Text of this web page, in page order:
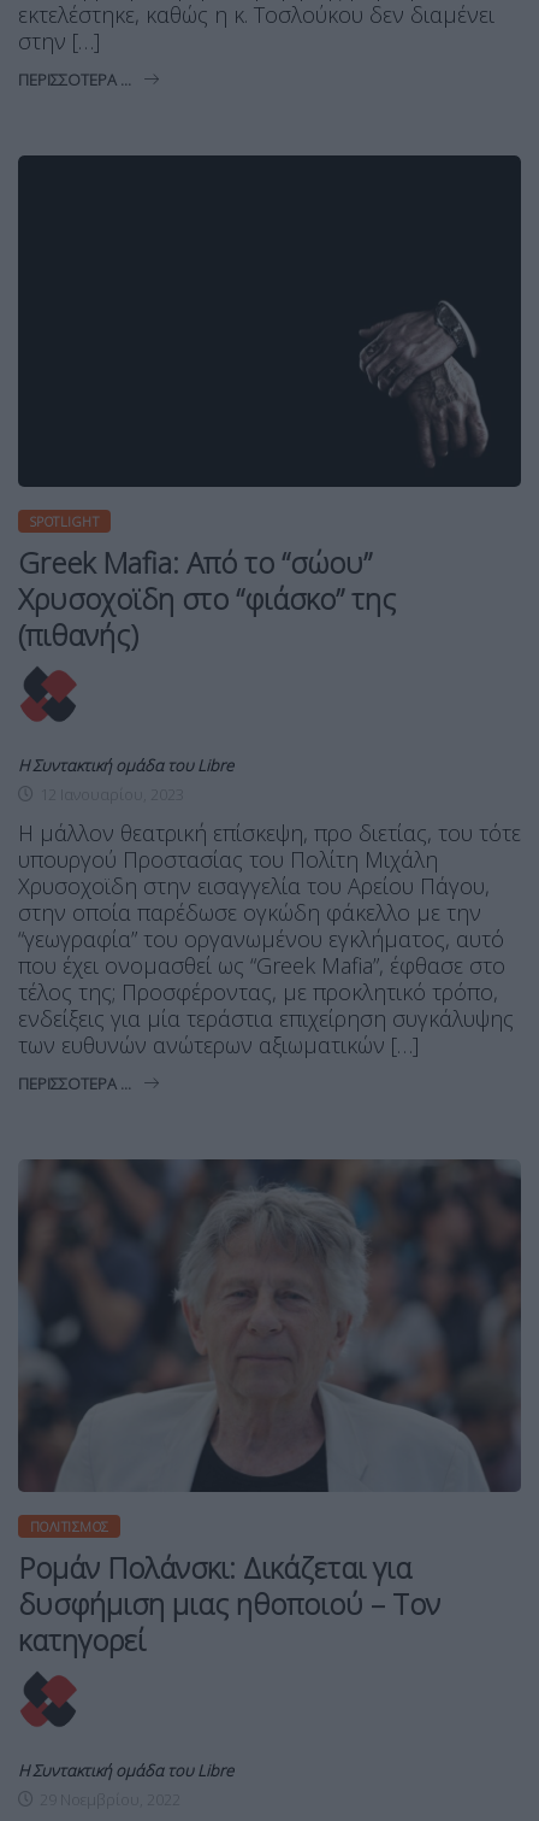
εκτελέστηκε, καθώς η κ. Τοσλούκου δεν διαμένει
στην […]
ΠΕΡΙΣΣΌΤΕΡΑ ...
SPOTLIGHT
Greek Mafia: Από το “σώου”
Χρυσοχοϊδη στο “φιάσκο” της
(πιθανής)
Η Συντακτική ομάδα του Libre
Η μάλλον θεατρική επίσκεψη, προ διετίας, του τότε
υπουργού Προστασίας του Πολίτη Μιχάλη
Χρυσοχοϊδη στην εισαγγελία του Αρείου Πάγου,
στην οποία παρέδωσε ογκώδη φάκελλο με την
“γεωγραφία” του οργανωμένου εγκλήματος, αυτό
που έχει ονομασθεί ως “Greek Mafia”, έφθασε στο
τέλος της; Προσφέροντας, με προκλητικό τρόπο,
ενδείξεις για μία τεράστια επιχείρηση συγκάλυψης
των ευθυνών ανώτερων αξιωματικών […]
ΠΕΡΙΣΣΌΤΕΡΑ ...
ΠΟΛΙΤΙΣΜΌΣ
Ρομάν Πολάνσκι: Δικάζεται για
δυσφήμιση μιας ηθοποιού – Τον
κατηγορεί
Η Συντακτική ομάδα του Libre